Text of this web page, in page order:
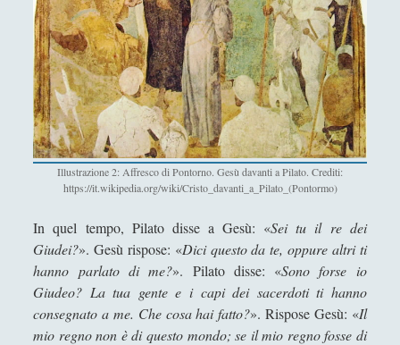
Fisicità e Spiritualità
Per una fede religiosa rinnovata
Riflessioni sulla Risurrezione
Una emblematica pareidolia. Un'anziana
donna di Trieste con un lungo corno sulla
fronte
► Saggi di Critica Sociale(47)
Alcune osservazioni sul concetto di realtà
Beethoven’s Autobiographical Notes – A Life
(Un)Like Many Others
Come nasce un impero - Condizioni necessarie
per un evento non necessario
Illustrazione 2: Affresco di Pontorno. Gesù davanti a Pilato. Crediti:
https://it.wikipedia.org/wiki/Cristo_davanti_a_Pilato_(Pontormo)
In quel tempo, Pilato disse a Gesù: «Sei tu il re dei
Giudei?». Gesù rispose: «Dici questo da te, oppure altri ti
hanno parlato di me?». Pilato disse: «Sono forse io
Giudeo? La tua gente e i capi dei sacerdoti ti hanno
consegnato a me. Che cosa hai fatto?». Rispose Gesù: «Il
mio regno non è di questo mondo; se il mio regno fosse di